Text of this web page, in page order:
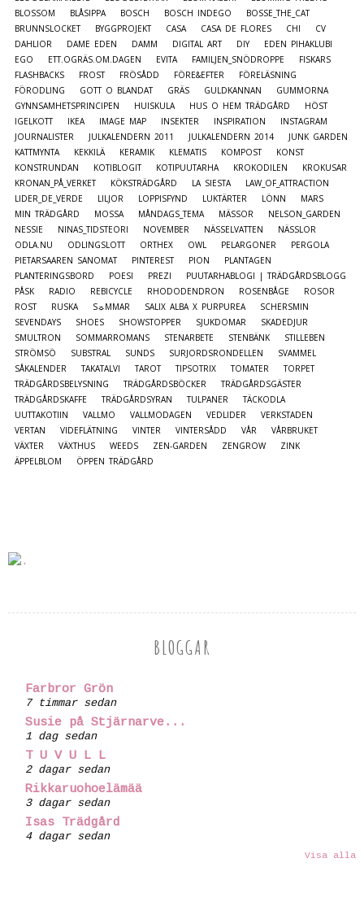
BLOSSOM
BLÅSIPPA BOSCH BOSCH INDEGO
BOSSE_THE_CAT
BRUNNSLOCKET
BYGGPROJEKT CASA CASA DE FLORES CHI
CV
DAHLIOR
DAME EDEN DAMM DIGITAL ART DIY
EDEN PIHAKLUBI
EGO
ETT.OGRÄS.OM.DAGEN EVITA FAMILJEN_SNÖDROPPE
FISKARS
FLASHBACKS
FROST FRÖSÅDD FÖRE&EFTER
FÖRELÄSNING
FÖRODLING
GOTT O BLANDAT GRÄS GULDKANNAN
GUMMORNA
GYNNSAMHETSPRINCIPEN
HUISKULA HUS O HEM TRÄDGÅRD
HÖST
IGELKOTT
IKEA IMAGE MAP INSEKTER INSPIRATION
INSTAGRAM
JOURNALISTER
JULKALENDERN 2011 JULKALENDERN 2014
JUNK GARDEN
KATTMYNTA
KEKKILÄ KERAMIK KLEMATIS KOMPOST
KONST
KONSTRUNDAN
KOTIBLOGIT KOTIPUUTARHA KROKODILEN
KROKUSAR
KRONAN_PÅ_VERKET
KÖKSTRÄDGÅRD LA SIESTA
LAW_OF_ATTRACTION
LIDER_DE_VERDE
LILJOR LOPPISFYND LUKTÄRTER LÖNN
MARS
MIN TRÄDGÅRD
MOSSA MÅNDAGS_TEMA MÄSSOR
NELSON_GARDEN
NESSIE
NINAS_TIDSTEORI NOVEMBER NÄSSELVATTEN
NÄSSLOR
ODLA.NU
ODLINGSLOTT ORTHEX OWL PELARGONER
PERGOLA
PIETARSAAREN SANOMAT
PINTEREST PION
PLANTAGEN
PLANTERINGSBORD
POESI PREZI
PUUTARHABLOGI | TRÄDGÅRDSBLOGG
PÅSK
RADIO REBICYCLE RHODODENDRON ROSENBÅGE
ROSOR
ROST
RUSKA S☼MMAR SALIX ALBA X PURPUREA
SCHERSMIN
SEVENDAYS
SHOES SHOWSTOPPER SJUKDOMAR
SKADEDJUR
SMULTRON
SOMMARROMANS STENARBETE STENBÄNK
STILLEBEN
STRÖMSÖ
SUBSTRAL SUNDS SURJORDSRONDELLEN
SVAMMEL
SÅKALENDER
TAKATALVI TAROT TIPSOTRIX TOMATER
TORPET
TRÄDGÅRDSBELYSNING
TRÄDGÅRDSBÖCKER
TRÄDGÅRDSGÄSTER
TRÄDGÅRDSKAFFE
TRÄDGÅRDSYRAN TULPANER
TÄCKODLA
UUTTAKOTIIN
VALLMO VALLMODAGEN VEDLIDER
VERKSTADEN
VERTAN
VIDEFLÄTNING VINTER VINTERSÅDD VÅR
VÅRBRUKET
VÄXTER
VÄXTHUS WEEDS ZEN-GARDEN ZENGROW
ZINK
ÄPPELBLOM
ÖPPEN TRÄDGÅRD
BLOGGAR
Farbror Grön
7 timmar sedan
Susie på Stjärnarve...
1 dag sedan
T U V U L L
2 dagar sedan
Rikkaruohoelämää
3 dagar sedan
Isas Trädgård
4 dagar sedan
Visa alla